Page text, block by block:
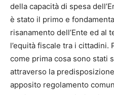
della capacità di spesa
è stato il primo e
risanamento dell’Ente ed al
l’equità fiscale tra i cittadini.
come prima cosa sono stati
attraverso la
apposito regolamento